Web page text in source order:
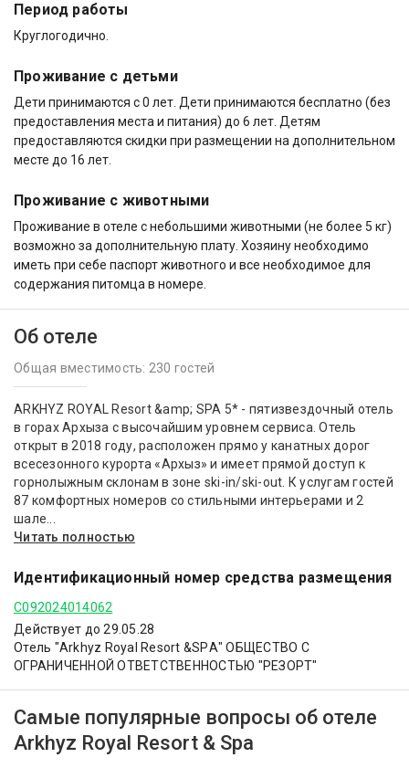
Период работы
Круглогодично.
Проживание с детьми
Дети принимаются с 0 лет. Дети принимаются бесплатно (без
предоставления места и питания) до 6 лет. Детям
предоставляются скидки при размещении на дополнительном
месте до 16 лет.
Проживание с животными
Проживание в отеле с небольшими животными (не более 5 кг)
возможно за дополнительную плату. Хозяину необходимо
иметь при себе паспорт животного и все необходимое для
содержания питомца в номере.
Об отеле
Общая вместимость: 230 гостей
ARKHYZ ROYAL Resort &amp; SPA 5* - пятизвездочный отель
в горах Архыза с высочайшим уровнем сервиса. Отель
открыт в 2018 году, расположен прямо у канатных дорог
всесезонного курорта «Архыз» и имеет прямой доступ к
горнолыжным склонам в зоне ski-in/ski-out. К услугам гостей
87 комфортных номеров со стильными интерьерами и 2
шале...
Читать полностью
Идентификационный номер средства размещения
С092024014062
Действует до 29.05.28
Отель "Arkhyz Royal Resort &SPА" ОБЩЕСТВО С
ОГРАНИЧЕННОЙ ОТВЕТСТВЕННОСТЬЮ "РЕЗОРТ"
Самые популярные вопросы об отеле
Arkhyz Royal Resort & Spa